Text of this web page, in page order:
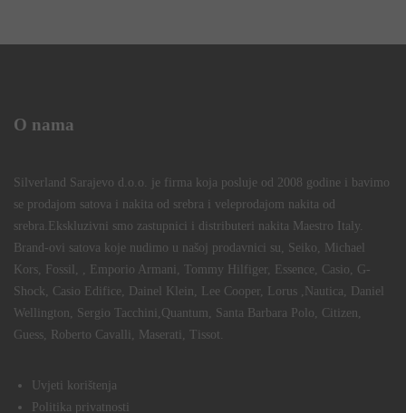
O nama
Silverland Sarajevo d.o.o. je firma koja posluje od 2008 godine i bavimo
se prodajom satova i nakita od srebra i veleprodajom nakita od
srebra.Ekskluzivni smo zastupnici i distributeri nakita Maestro Italy.
Brand-ovi satova koje nudimo u našoj prodavnici su, Seiko, Michael
Kors, Fossil, , Emporio Armani, Tommy Hilfiger, Essence, Casio, G-
Shock, Casio Edifice, Dainel Klein, Lee Cooper, Lorus ,Nautica, Daniel
Wellington, Sergio Tacchini,Quantum, Santa Barbara Polo, Citizen,
Guess, Roberto Cavalli, Maserati, Tissot.
Uvjeti korištenja
Politika privatnosti